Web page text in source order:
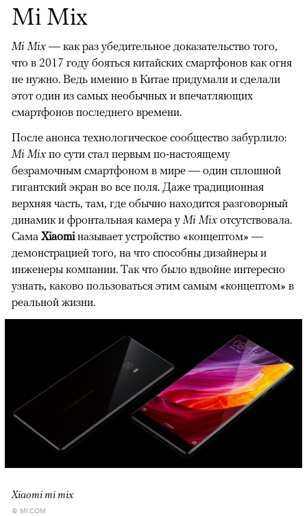
Mi Mix
Mi Mix — как раз убедительное доказательство того,
что в 2017 году бояться китайских смартфонов как огня
не нужно. Ведь именно в Китае придумали и сделали
этот один из самых необычных и впечатляющих
смартфонов последнего времени.
После анонса технологическое сообщество забурлило:
Mi Mix по сути стал первым по-настоящему
безрамочным смартфоном в мире — один сплошной
гигантский экран во все поля. Даже традиционная
верхняя часть, там, где обычно находится разговорный
динамик и фронтальная камера у Mi Mix отсутствовала.
Сама Xiaomi называет устройство «концептом» —
демонстрацией того, на что способны дизайнеры и
инженеры компании. Так что было вдвойне интересно
узнать, каково пользоваться этим самым «концептом» в
реальной жизни.
Xiaomi mi mix
© MI.COM